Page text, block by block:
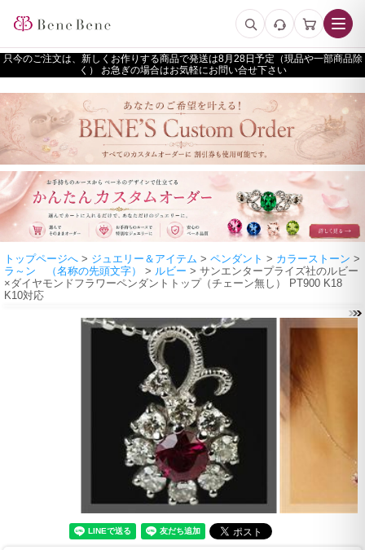
只今のご注文は、新しくお作りする商品で発送は
予定（現品や一部商品除
く） お急ぎの場合はお気軽にお問い合せ下さい
トップページへ > ジュエリー＆アイテム > ペンダント > カラーストーン >
ラ～ン （名称の先頭文字）
> ルビー > サンエンタープライズ社のルビー
×ダイヤモンドフラワーペンダントトップ（チェーン無し） PT900 K18
K10対応